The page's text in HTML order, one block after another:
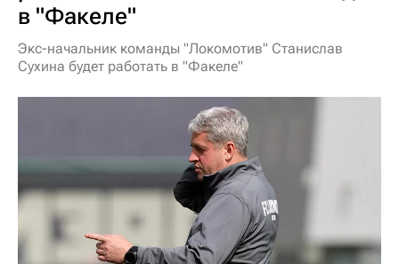
в "Факеле"
Экс-начальник команды "Локомотив" Станислав
Сухина будет работать в "Факеле"